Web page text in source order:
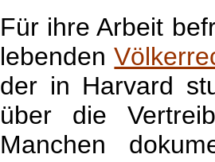
Für ihre Arbeit
lebenden
der in Harvard
über die
Manchen